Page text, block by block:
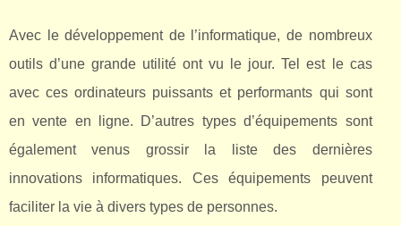
Avec le développement de l’informatique, de nombreux
outils d’une grande utilité ont vu le jour. Tel est le cas
avec ces ordinateurs puissants et performants qui sont
en vente en ligne. D’autres types d’équipements sont
également venus grossir la liste des dernières
innovations informatiques. Ces équipements peuvent
faciliter la vie à divers types de personnes.